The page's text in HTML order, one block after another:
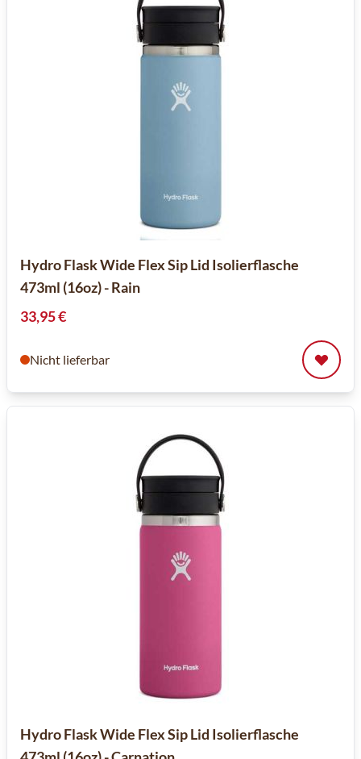
Hydro Flask Wide Flex Sip Lid Isolierflasche
473ml (16oz) - Rain
33,95 €
Nicht lieferbar
Hydro Flask Wide Flex Sip Lid Isolierflasche